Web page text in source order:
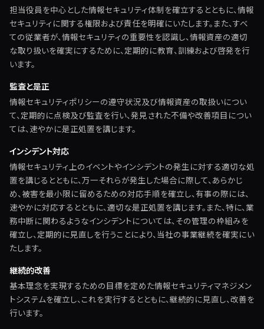
担当役員を中心とした情報セキュリティ体制を確立するとともに、情報
セキュリティに関する権限および責任を明確にいたします。また、すべ
ての従業者が、情報セキュリティの重要性を認識し、情報資産の適切
な取り扱いを確実にするために、定期的に教育、訓練および啓発を行
います。
監査と是正
情報セキュリティポリシーの遵守状況及び情報資産の取扱いについ
て、定期的に点検及び監査を行い、発見された不備や改善項目につい
ては、速やかに是正処置を講じます。
インシデント対応
情報セキュリティ上のイベントやインシデントの発生に対する適切な処
置を講じるとともに、万一それらが発生した場合に際して、あらかじ
め、被害を最小限に留めるための対応手順を確立し、有事の際には、
速やかに対応するとともに、適切な是正処置を講じます。また、特に、業
務中断に関わるようなインシデントについては、その管理の枠組みを
確立し、定期的に見直しを行うことにより、当社の事業継続を確実にい
たします。
継続的改善
基本理念を実現するための目標を定めた情報セキュリティマネジメン
トシステムを確立し、これを実行するとともに、継続的に見直し、改善を
行います。